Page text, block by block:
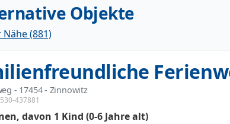
Objekte
(881)
- 17454 - Zinnowitz
530-437881
davon 1 Kind (0-6 Jahre alt)